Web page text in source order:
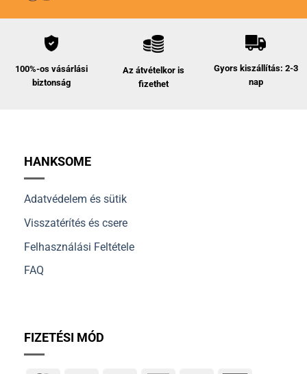
100%-os vásárlási
biztonság
Az átvételkor is
fizethet
Gyors kiszállítás: 2-3
nap
HANKSOME
Adatvédelem és sütik
Visszatérítés és csere
Felhasználási Feltétele
FAQ
FIZETÉSI MÓD